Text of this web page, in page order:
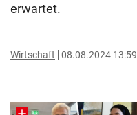
erwartet.
Wirtschaft 08.08.2024 13:59